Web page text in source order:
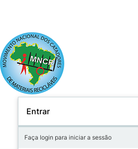
Entrar
Faça login para iniciar a sessão